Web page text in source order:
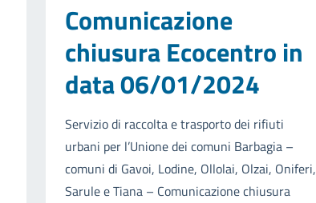
Comunicazione
chiusura Ecocentro in
data 06/01/2024
Servizio di raccolta e trasporto dei rifiuti
urbani per l’Unione dei comuni Barbagia –
comuni di Gavoi, Lodine, Ollolai, Olzai, Oniferi,
Sarule e Tiana – Comunicazione chiusura